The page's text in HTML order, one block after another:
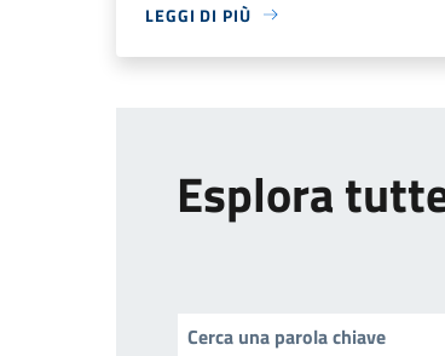
LEGGI DI PIÙ
Esplora